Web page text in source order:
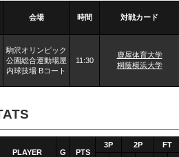
会場 時間 対戦カード
駒沢オリンピック
公園総合運動場屋
内球技場 Bコート
11:30
鹿屋体育大学
桐蔭横浜大学
PLAYER G PTS
3P 2P
FT